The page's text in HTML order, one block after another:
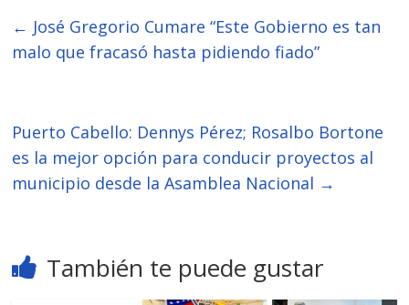
← José Gregorio Cumare “Este Gobierno es tan
malo que fracasó hasta pidiendo fiado”
Puerto Cabello: Dennys Pérez; Rosalbo Bortone
es la mejor opción para conducir proyectos al
municipio desde la Asamblea Nacional →
También te puede gustar